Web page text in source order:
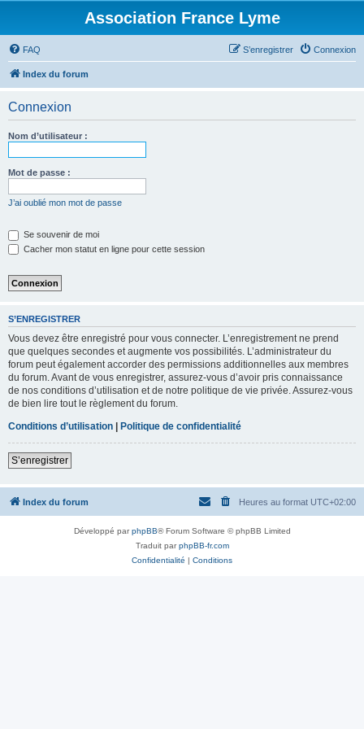
Association France Lyme
FAQ Connexion
S’enregistrer
Index du forum
Connexion
Nom d’utilisateur :
Mot de passe :
J’ai oublié mon mot de passe
Se souvenir de moi
Cacher mon statut en ligne pour cette session
S’ENREGISTRER
Vous devez être enregistré pour vous connecter. L’enregistrement ne prend
que quelques secondes et augmente vos possibilités. L’administrateur du
forum peut également accorder des permissions additionnelles aux membres
du forum. Avant de vous enregistrer, assurez-vous d’avoir pris connaissance
de nos conditions d’utilisation et de notre politique de vie privée. Assurez-vous
de bien lire tout le règlement du forum.
Conditions d’utilisation | Politique de confidentialité
S’enregistrer
Index du forum Heures au format UTC+02:00
Développé parphpBB® Forum Software © phpBB Limited
Traduit parphpBB-fr.com
Confidentialité | Conditions